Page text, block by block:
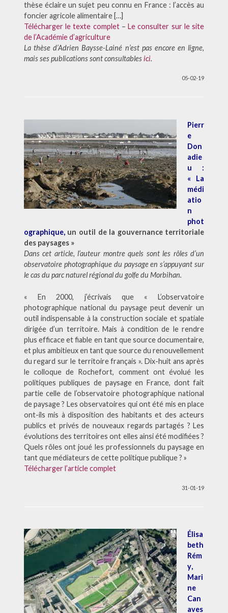
thèse éclaire un sujet peu connu en France : l’accès au
foncier agricole alimentaire […]
Télécharger le texte complet–Le consulter sur le site
de l’Académie d’agriculture
La thèse d’Adrien Baysse-Lainé n’est pas encore en ligne,
mais ses publications sont consultablesici.
05-02-19
Pierr
e
Don
adie
u :
« La
médi
atio
n
phot
ographique, un outil de la gouvernance territoriale
des paysages »
Dans cet article, l’auteur montre quels sont les rôles d’un
observatoire photographique du paysage en s’appuyant sur
le cas du parc naturel régional du golfe du Morbihan.
« En 2000, j’écrivais que « L’observatoire
photographique national du paysage peut devenir un
outil indispensable à la construction sociale et spatiale
dirigée d’un territoire. Mais à condition de le rendre
plus efficace et fiable en tant que source documentaire,
et plus ambitieux en tant que source du renouvellement
du regard sur le territoire français ». Dix-huit ans après
le colloque de Rochefort, comment ont évolué les
politiques publiques de paysage en France, dont fait
partie celle de l’observatoire photographique national
de paysage ? Les observatoires qui ont été mis en place
ont-ils mis à disposition des habitants et des acteurs
publics et privés de nouveaux regards partagés ? Les
évolutions des territoires ont elles ainsi été modifiées ?
Quels rôles ont joué les professionnels du paysage en
tant que médiateurs de cette politique publique ? »
Télécharger l’article complet
31-01-19
Élisa
beth
Rém
y,
Mari
ne
Can
aves